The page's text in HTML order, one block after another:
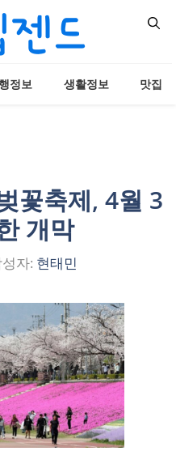
정보 생활정보 맛집
꽃축제, 4월 3
개막
자: 현태민